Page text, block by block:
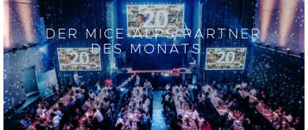
DER MICE-ALPS-PARTNER
DES MONATS...